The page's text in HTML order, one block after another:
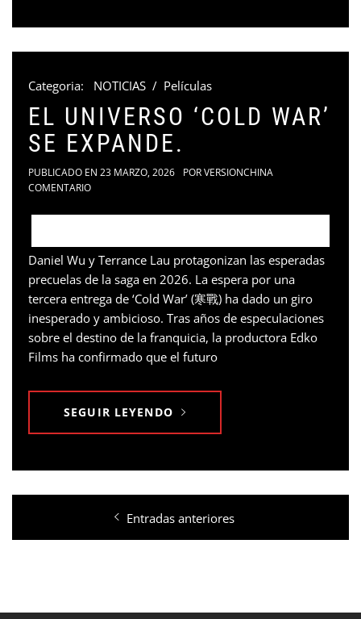
Categoria: NOTICIAS / Películas
EL UNIVERSO ‘COLD WAR’
SE EXPANDE.
PUBLICADO EN 23 MARZO, 2026 PORVERSIONCHINA
COMENTARIO
Daniel Wu y Terrance Lau protagonizan las esperadas
precuelas de la saga en 2026. La espera por una
tercera entrega de ‘Cold War’ (寒戰) ha dado un giro
inesperado y ambicioso. Tras años de especulaciones
sobre el destino de la franquicia, la productora Edko
Films ha confirmado que el futuro
SEGUIR LEYENDO
Navegación
de
Entradas anteriores